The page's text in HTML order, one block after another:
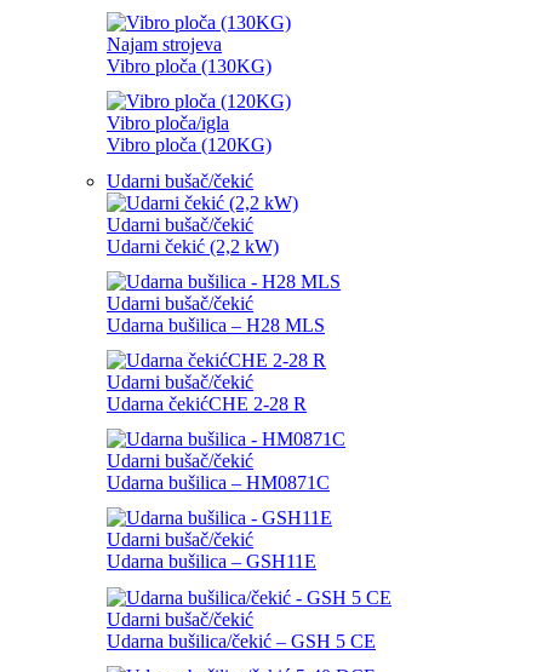
Najam strojeva
Vibro ploča (130KG)
Vibro ploča/igla
Vibro ploča (120KG)
Udarni bušač/čekić
Udarni bušač/čekić
Udarni čekić (2,2 kW)
Udarni bušač/čekić
Udarna bušilica – H28 MLS
Udarni bušač/čekić
Udarna čekićCHE 2-28 R
Udarni bušač/čekić
Udarna bušilica – HM0871C
Udarni bušač/čekić
Udarna bušilica – GSH11E
Udarni bušač/čekić
Udarna bušilica/čekić – GSH 5 CE